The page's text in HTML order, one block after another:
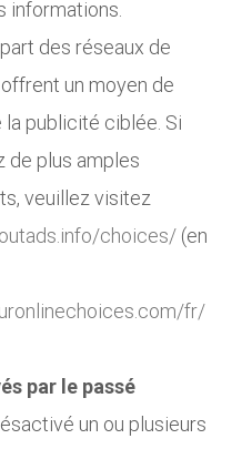
informations.
des réseaux de
un moyen de
publicité ciblée. Si
de plus amples
veuillez visitez
choices/ (en
fr/
par le passé
un ou plusieurs